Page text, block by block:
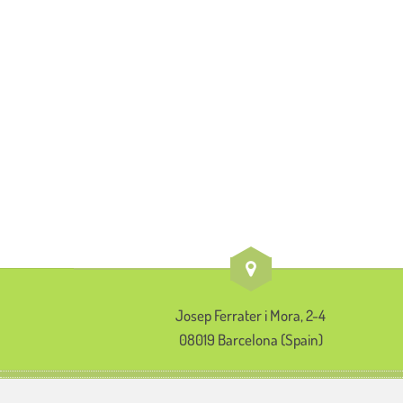
Josep Ferrater i Mora, 2-4
08019 Barcelona (Spain)